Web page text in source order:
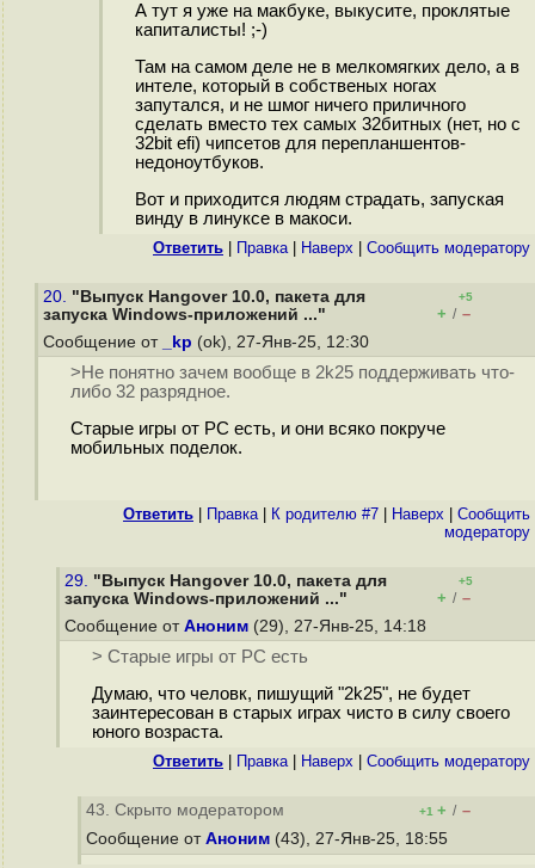
А тут я уже на макбуке, выкусите, проклятые
капиталисты! ;-)
Там на самом деле не в мелкомягких дело, а в
интеле, который в собственых ногах
запутался, и не шмог ничего приличного
сделать вместо тех самых 32битных (нет, но с
32bit efi) чипсетов для перепланшентов-
недоноутбуков.
Вот и приходится людям страдать, запуская
винду в линуксе в макоси.
Ответить Правка| Наверх Cообщить модератору
20. "Выпуск Hangover 10.0, пакета для
запуска Windows-приложений ..."
+5
+ / –
Сообщение от
_kp (ok), 27-Янв-25, 12:30
>Не понятно зачем вообще в 2k25 поддерживать что-
либо 32 разрядное.
Старые игры от PC есть, и они всяко покруче
мобильных поделок.
Ответить Правка| К родителю #7 Наверх
Cообщить
модератору
29. "Выпуск Hangover 10.0, пакета для
запуска Windows-приложений ..."
+5
+ / –
Сообщение от Аноним (29), 27-Янв-25, 14:18
> Старые игры от PC есть
Думаю, что человк, пишущий "2k25", не будет
заинтересован в старых играх чисто в силу своего
юного возраста.
Ответить Правка| Наверх Cообщить модератору
43. Скрыто модератором +1 + / –
Сообщение от Аноним (43), 27-Янв-25, 18:55